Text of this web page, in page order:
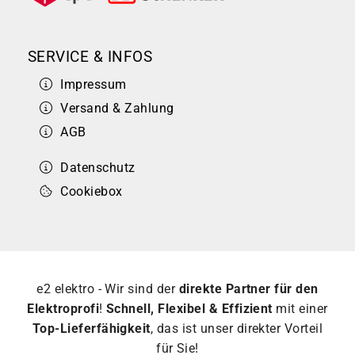
SERVICE & INFOS
Impressum
Versand & Zahlung
AGB
Datenschutz
Cookiebox
e2 elektro - Wir sind der direkte Partner für den
Elektroprofi! Schnell, Flexibel & Effizient mit einer
Top-Lieferfähigkeit, das ist unser direkter Vorteil
für Sie!